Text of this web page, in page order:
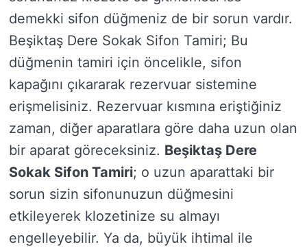
demekki sifon düğmeniz de bir sorun vardır.
Beşiktaş Dere Sokak Sifon Tamiri; Bu
düğmenin tamiri için öncelikle, sifon
kapağını çıkararak rezervuar sistemine
erişmelisiniz. Rezervuar kısmına eriştiğiniz
zaman, diğer aparatlara göre daha uzun olan
bir aparat göreceksiniz. Beşiktaş Dere
Sokak Sifon Tamiri; o uzun aparattaki bir
sorun sizin sifonunuzun düğmesini
etkileyerek klozetinize su almayı
engelleyebilir. Ya da, büyük ihtimal ile